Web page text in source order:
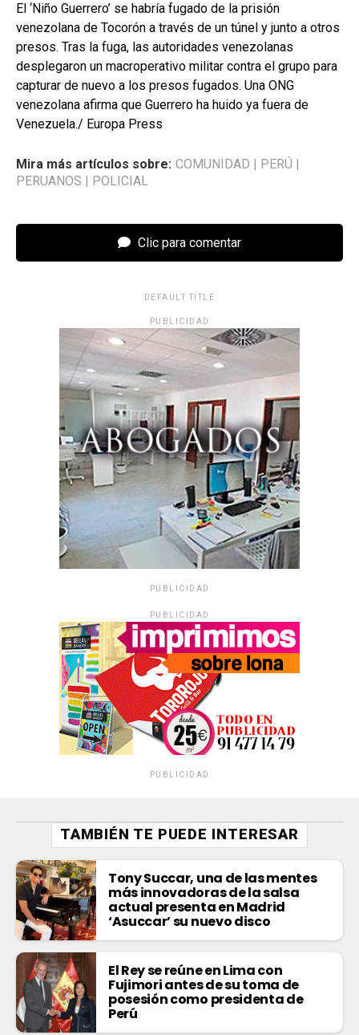
El ‘Niño Guerrero’ se habría fugado de la prisión
venezolana de Tocorón a través de un túnel y junto a otros
presos. Tras la fuga, las autoridades venezolanas
desplegaron un macroperativo militar contra el grupo para
capturar de nuevo a los presos fugados. Una ONG
venezolana afirma que Guerrero ha huido ya fuera de
Venezuela./ Europa Press
Mira más artículos sobre: COMUNIDAD PERÚ
PERUANOS
POLICIAL
Clic para comentar
DEFAULT TITLE
PUBLICIDAD
PUBLICIDAD
PUBLICIDAD
PUBLICIDAD
TAMBIÉN TE PUEDE INTERESAR
Tony Succar, una de las mentes
más innovadoras de la salsa
actual presenta en Madrid
‘Asuccar’ su nuevo disco
El Rey se reúne en Lima con
Fujimori antes de su toma de
posesión como presidenta de
Perú